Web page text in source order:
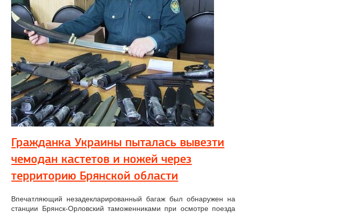
Гражданка Украины пыталась вывезти
чемодан кастетов и ножей через
территорию Брянской области
Впечатляющий незадекларированный багаж был обнаружен на
станции Брянск-Орловский таможенниками при осмотре поезда